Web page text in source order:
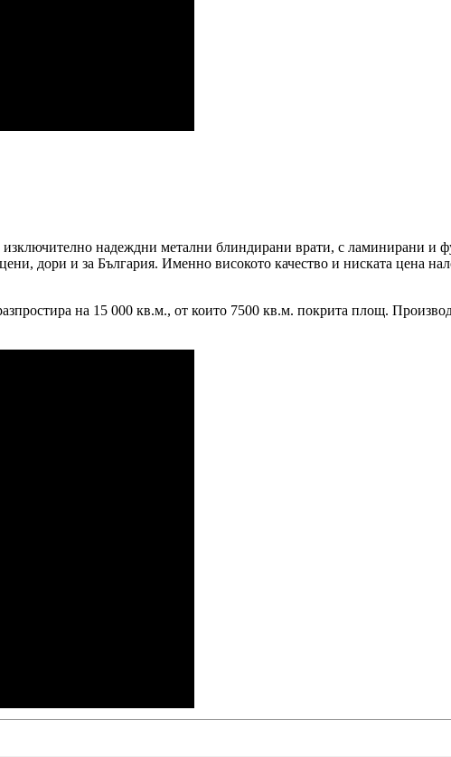
надеждни метални блиндирани врати, с ламинирани и
дори и за България. Именно високото качество и ниската цена
на 15 000 кв.м., от които 7500 кв.м. покрита площ.